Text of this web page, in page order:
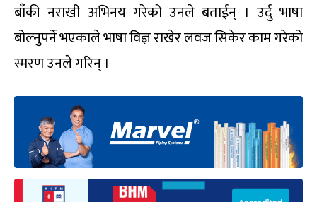
बाँकी नराखी अभिनय गरेको उनले बताईन् । उर्दु भाषा
बोल्नुपर्ने भएकाले भाषा विज्ञ राखेर लवज सिकेर काम गरेको
स्मरण उनले गरिन् ।